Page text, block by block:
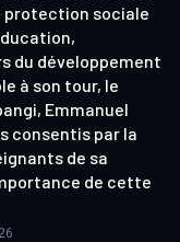
protection sociale
du développement
à son tour, le
Emmanuel
consentis par la
de sa
de cette